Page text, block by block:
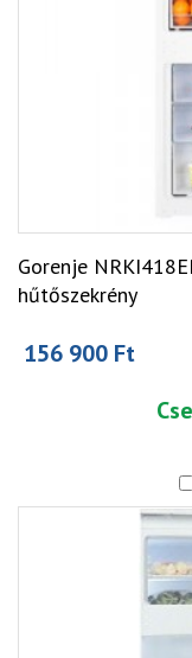
Gorenje
hűtőszekrény
156 900 Ft